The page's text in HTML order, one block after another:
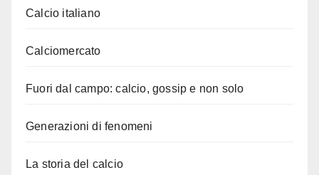
Calcio italiano
Calciomercato
Fuori dal campo: calcio, gossip e non solo
Generazioni di fenomeni
La storia del calcio